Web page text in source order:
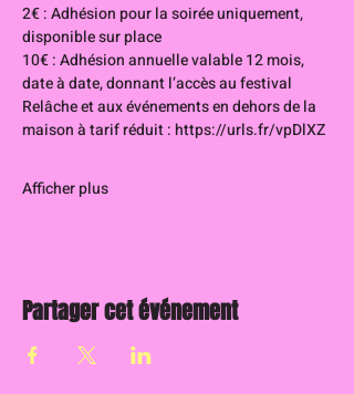
2€ : Adhésion pour la soirée uniquement,
disponible sur place
10€ : Adhésion annuelle valable 12 mois,
date à date, donnant l’accès au festival
Relâche et aux événements en dehors de la
maison à tarif réduit : https://urls.fr/vpDlXZ
Afficher plus
Partager cet événement